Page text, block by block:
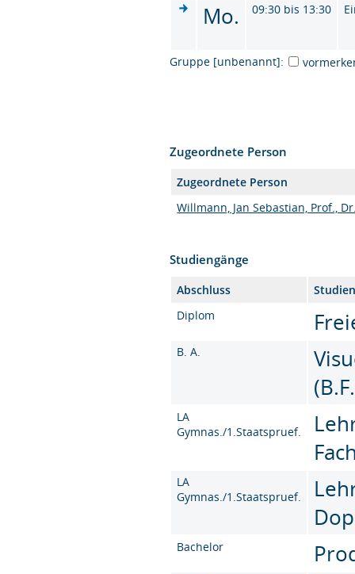
Mo. 09:30 bis 13:30
Gruppe [unbenannt]:
Zugeordnete Person
Zugeordnete Person
Willmann, Jan Sebastian, Prof.,
Studiengänge
Abschluss
Diplom
B. A.
LA
Gymnas./1.Staatspruef.
LA
Gymnas./1.Staatspruef.
Bachelor